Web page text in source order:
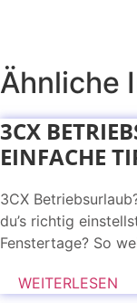
Ähnliche
3CX
EINFACHE
3CX
du’s richtig
Fenstertage? So
WEITERLESEN